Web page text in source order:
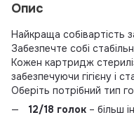
Опис
Найкраща собівартість
Забезпечте собі
Кожен картридж
забезпечуючи гігієну і
Оберіть потрібний тип
12/18 голок – більш